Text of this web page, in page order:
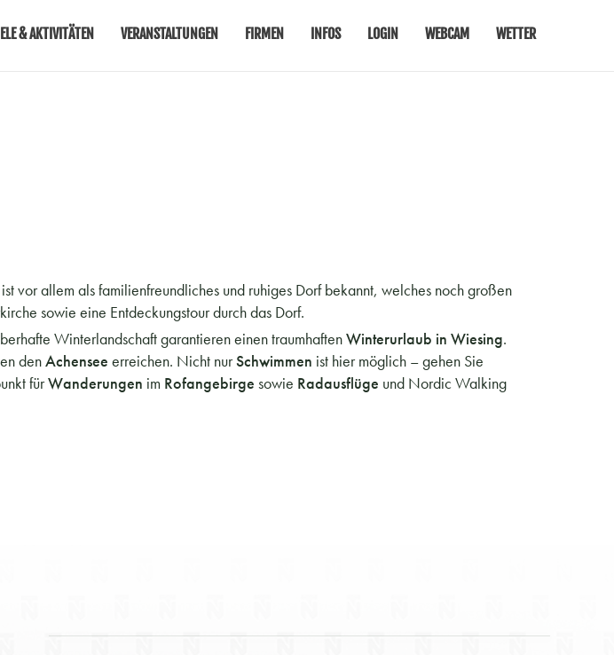
& AKTIVITÄTEN VERANSTALTUNGEN FIRMEN INFOS LOGIN WEBCAM WETTER
ist vor allem als familienfreundliches und ruhiges Dorf bekannt, welches noch großen
sowie eine Entdeckungstour durch das Dorf.
Winterlandschaft garantieren einen traumhaftenWinterurlaub in Wiesing.
denAchensee erreichen. Nicht nurSchwimmen ist hier möglich – gehen Sie
fürWanderungen im Rofangebirge sowie Radausflüge und Nordic Walking